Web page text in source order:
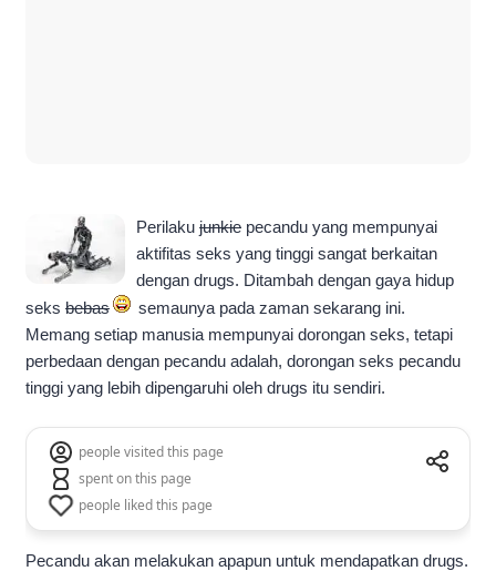
Perilaku junkie pecandu yang mempunyai
aktifitas seks yang tinggi sangat berkaitan
dengan drugs. Ditambah dengan gaya hidup
seks bebas
semaunya pada zaman sekarang ini.
Memang setiap manusia mempunyai dorongan seks, tetapi
perbedaan dengan pecandu adalah, dorongan seks pecandu
tinggi yang lebih dipengaruhi oleh drugs itu sendiri.
people visited this page
spent on this page
people liked this page
Pecandu akan melakukan apapun untuk mendapatkan drugs.